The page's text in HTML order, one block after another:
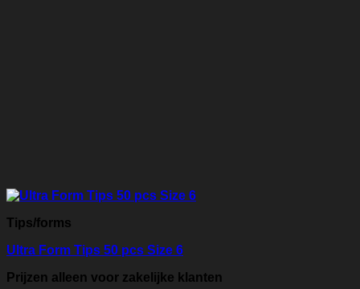
Tips/forms
Ultra Form Tips 50 pcs Size 6
Prijzen alleen voor zakelijke klanten